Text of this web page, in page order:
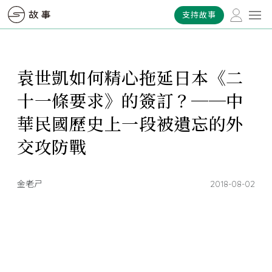
支持故事
袁世凱如何精心拖延日本《二
十一條要求》的簽訂？──中
華民國歷史上一段被遺忘的外
交攻防戰
金老ㄕ 2018-08-02